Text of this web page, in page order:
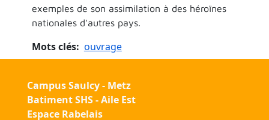
exemples de son assimilation à des héroïnes
nationales d'autres pays.
Mots clés ouvrage
Campus Saulcy - Metz
Batiment SHS - Aile Est
Espace Rabelais